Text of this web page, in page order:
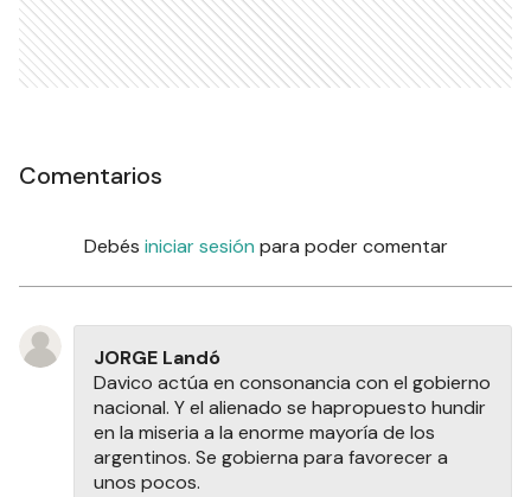
Comentarios
Debés iniciar sesión para poder comentar
JORGE Landó
Davico actúa en consonancia con el gobierno
nacional. Y el alienado se hapropuesto hundir
en la miseria a la enorme mayoría de los
argentinos. Se gobierna para favorecer a
unos pocos.